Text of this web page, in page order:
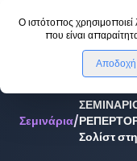
Ο ιστότοπος
που είναι
Αποδοχή
Σεμινάρια/
Σολίστ